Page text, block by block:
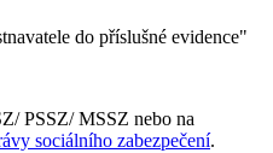
do příslušné evidence"
PSSZ/ MSSZ nebo na
sociálního zabezpečení.